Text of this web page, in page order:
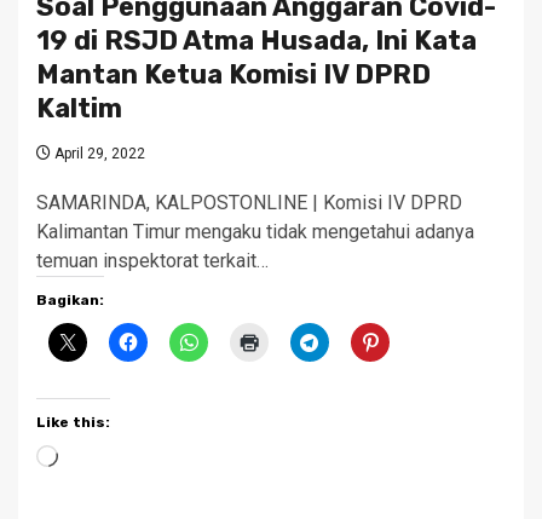
Soal Penggunaan Anggaran Covid-
19 di RSJD Atma Husada, Ini Kata
Mantan Ketua Komisi IV DPRD
Kaltim
April 29, 2022
SAMARINDA, KALPOSTONLINE | Komisi IV DPRD
Kalimantan Timur mengaku tidak mengetahui adanya
temuan inspektorat terkait…
Bagikan:
Like this:
Loading…